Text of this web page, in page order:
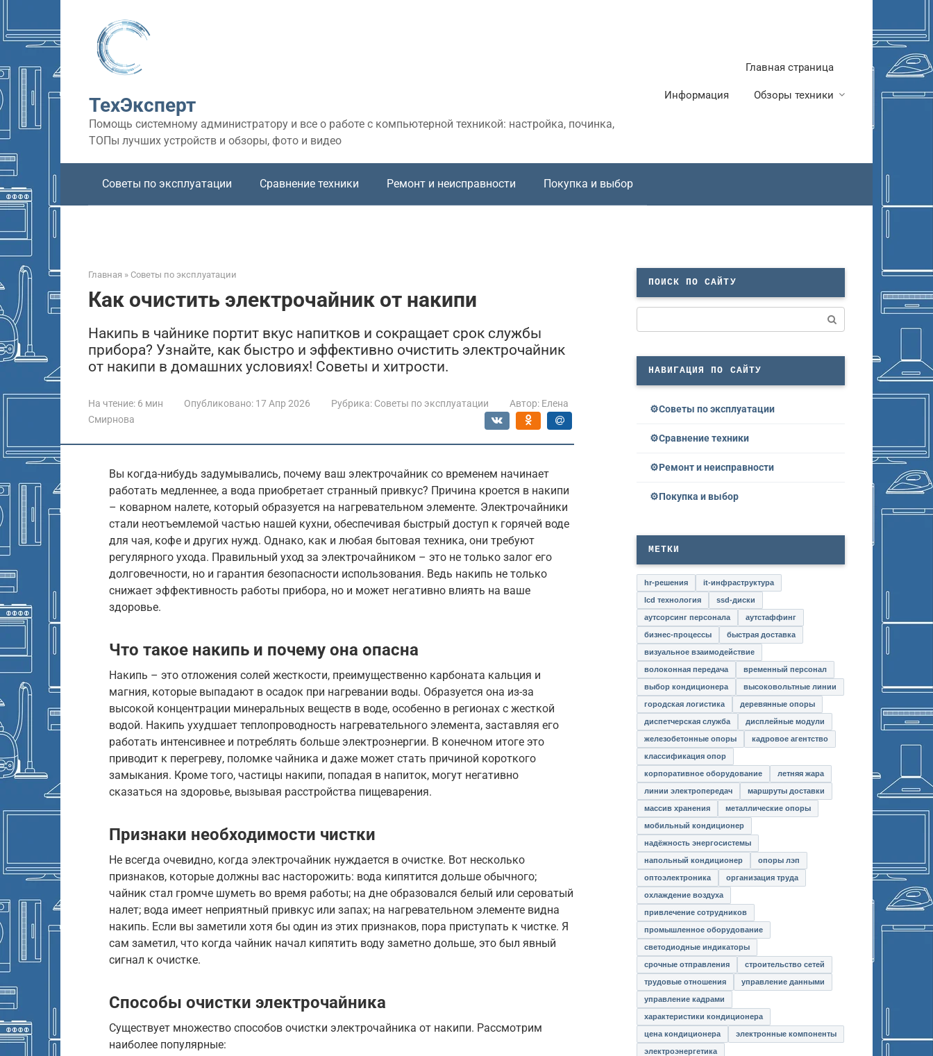
контенту
ТехЭксперт
Помощь системному администратору и все о работе с компьютерной техникой: настройка, починка,
ТОПы лучших устройств и обзоры, фото и видео
Главная страница
Информация Обзоры техники
Советы по эксплуатации Сравнение техники Ремонт и неисправности Покупка и выбор
Главная » Советы по эксплуатации
Как очистить электрочайник от накипи
Накипь в чайнике портит вкус напитков и сокращает срок службы
прибора? Узнайте, как быстро и эффективно очистить электрочайник
от накипи в домашних условиях! Советы и хитрости.
На чтение: 6 мин Опубликовано: 17 Апр 2026 Рубрика: Советы по эксплуатации Автор: Елена
Смирнова
Вы когда-нибудь задумывались, почему ваш электрочайник со временем начинает
работать медленнее, а вода приобретает странный привкус? Причина кроется в накипи
– коварном налете, который образуется на нагревательном элементе. Электрочайники
стали неотъемлемой частью нашей кухни, обеспечивая быстрый доступ к горячей воде
для чая, кофе и других нужд. Однако, как и любая бытовая техника, они требуют
регулярного ухода. Правильный уход за электрочайником – это не только залог его
долговечности, но и гарантия безопасности использования. Ведь накипь не только
снижает эффективность работы прибора, но и может негативно влиять на ваше
здоровье.
Что такое накипь и почему она опасна
Накипь – это отложения солей жесткости, преимущественно карбоната кальция и
магния, которые выпадают в осадок при нагревании воды. Образуется она из-за
высокой концентрации минеральных веществ в воде, особенно в регионах с жесткой
водой. Накипь ухудшает теплопроводность нагревательного элемента, заставляя его
работать интенсивнее и потреблять больше электроэнергии. В конечном итоге это
приводит к перегреву, поломке чайника и даже может стать причиной короткого
замыкания. Кроме того, частицы накипи, попадая в напиток, могут негативно
сказаться на здоровье, вызывая расстройства пищеварения.
Признаки необходимости чистки
Не всегда очевидно, когда электрочайник нуждается в очистке. Вот несколько
признаков, которые должны вас насторожить: вода кипятится дольше обычного;
чайник стал громче шуметь во время работы; на дне образовался белый или сероватый
налет; вода имеет неприятный привкус или запах; на нагревательном элементе видна
накипь. Если вы заметили хотя бы один из этих признаков, пора приступать к чистке. Я
сам заметил, что когда чайник начал кипятить воду заметно дольше, это был явный
сигнал к очистке.
Способы очистки электрочайника
Существует множество способов очистки электрочайника от накипи. Рассмотрим
наиболее популярные:
ПОИСК ПО САЙТУ
НАВИГАЦИЯ ПО САЙТУ
Советы по эксплуатации
Сравнение техники
Ремонт и неисправности
Покупка и выбор
МЕТКИ
hr-решения it-инфраструктура
lcd технология ssd-диски
аутсорсинг персонала аутстаффинг
бизнес-процессы быстрая доставка
визуальное взаимодействие
волоконная передача временный персонал
выбор кондиционера высоковольтные линии
городская логистика деревянные опоры
диспетчерская служба дисплейные модули
железобетонные опоры кадровое агентство
классификация опор
корпоративное оборудование летняя жара
линии электропередач маршруты доставки
массив хранения металлические опоры
мобильный кондиционер
надёжность энергосистемы
напольный кондиционер опоры лэп
оптоэлектроника организация труда
охлаждение воздуха
привлечение сотрудников
промышленное оборудование
светодиодные индикаторы
срочные отправления строительство сетей
трудовые отношения управление данными
управление кадрами
характеристики кондиционера
цена кондиционера электронные компоненты
электроэнергетика